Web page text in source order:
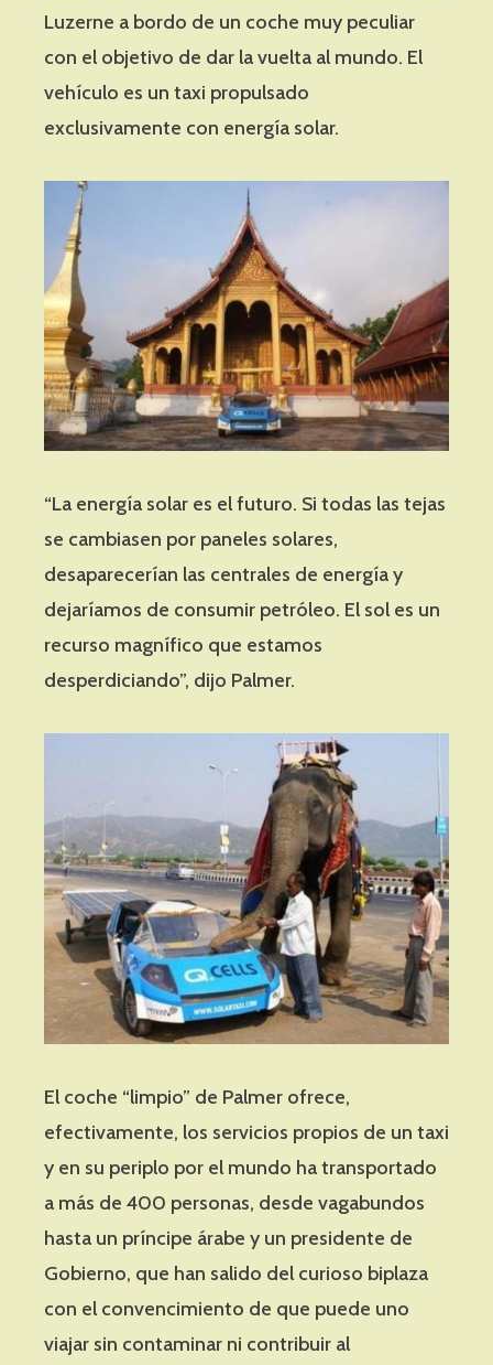
Luzerne a bordo de un coche muy peculiar
con el objetivo de dar la vuelta al mundo. El
vehículo es un taxi propulsado
exclusivamente con energía solar.
“La energía solar es el futuro. Si todas las tejas
se cambiasen por paneles solares,
desaparecerían las centrales de energía y
dejaríamos de consumir petróleo. El sol es un
recurso magnífico que estamos
desperdiciando”, dijo Palmer.
El coche “limpio” de Palmer ofrece,
efectivamente, los servicios propios de un taxi
y en su periplo por el mundo ha transportado
a más de 400 personas, desde vagabundos
hasta un príncipe árabe y un presidente de
Gobierno, que han salido del curioso biplaza
con el convencimiento de que puede uno
viajar sin contaminar ni contribuir al